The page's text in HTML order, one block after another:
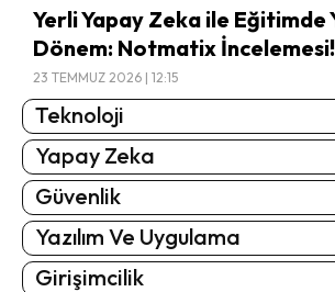
Yerli Yapay Zeka ile Eğitimde
Dönem: Notmatix İncelemesi!
23 TEMMUZ 2026 | 12:15
Teknoloji
Yapay Zeka
Güvenlik
Yazılım Ve Uygulama
Girişimcilik